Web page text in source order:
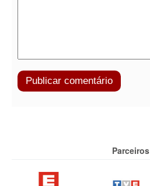
Parceiros